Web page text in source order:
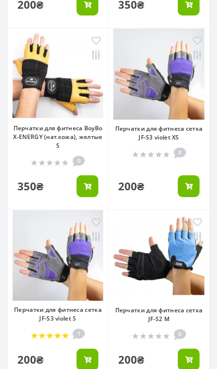
200₴ 350₴
Перчатки для фитнеса BoyBo
X-ENERGY (нат.кожа), желтые
S
0
350₴
Перчатки для фитнеса сетка
JF-S3 violet XS
0
200₴
Перчатки для фитнеса сетка
JF-S3 violet S
1
200₴
Перчатки для фитнеса сетка
JF-S2 M
0
200₴